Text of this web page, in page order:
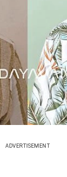
ADVERTISEMENT